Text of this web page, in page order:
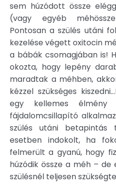
sem húzódott össze
(vagy egyéb
Pontosan a szülés utáni
kezelése végett oxitocin
a bábák csomagjában is!
okozta, hogy lepény
maradtak a méhben,
kézzel szükséges
egy kellemes élmény
fájdalomcsillapító
szülés utáni
esetben indokolt, ha
felmerült a gyanú, hogy
húzódik össze a méh – de
szülésnél teljesen